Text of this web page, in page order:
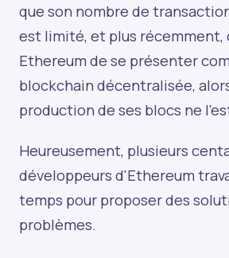
que son nombre de
est limité, et plus récemment,
Ethereum de se présenter
blockchain décentralisée,
production de ses blocs ne
Heureusement, plusieurs
développeurs d'Ethereum
temps pour proposer des
problèmes.